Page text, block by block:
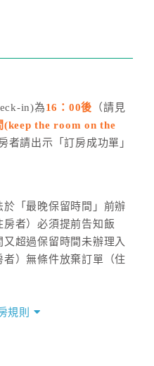
次日計算及辦理。
6:00
in)為16：00後 （請見
(keep the room on the
者請出示「訂房成功單」
「最晚保留時間」前辦
者）必須提前告知飯
超過保留時間未辦理入
）無條件放棄訂單（住
規則